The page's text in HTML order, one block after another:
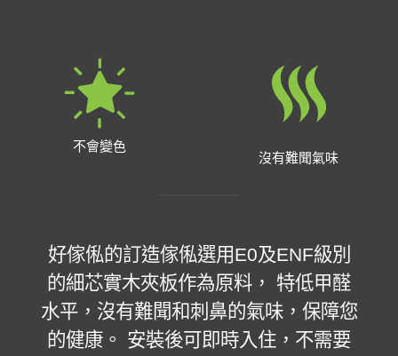
不會變色
沒有難聞氣味
好傢俬的訂造傢俬選用E0及ENF級別
的細芯實木夾板作為原料， 特低甲醛
水平，沒有難聞和刺鼻的氣味，保障您
的健康。 安裝後可即時入住，不需要